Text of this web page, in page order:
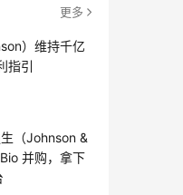
更多
）维持千亿
指引
（Johnson &
并购，拿下